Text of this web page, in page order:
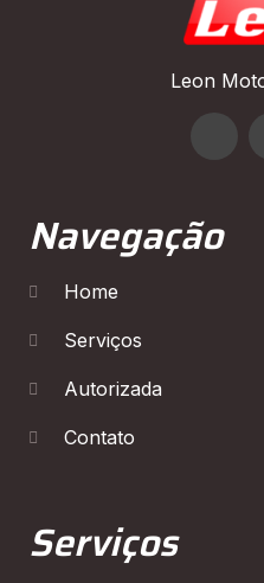
Leon
Navegação
Home
Serviços
Autorizada
Contato
Serviços